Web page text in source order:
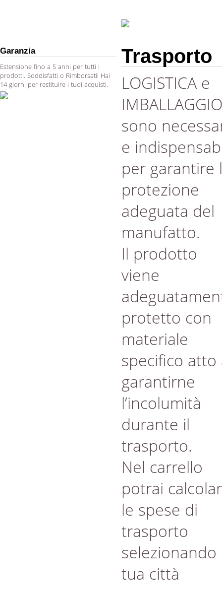
Garanzia
Estensione fino a 5 anni per tutti i
prodotti. Soddisfatti o Rimborsati! Hai
14 giorni per restituire i tuoi acquisti.
Trasporto
LOGISTICA e
IMBALLAGGIO
sono
e
per garantire
protezione
adeguata del
manufatto.
Il prodotto
viene
protetto con
materiale
specifico atto
garantirne
l’incolumità
durante il
trasporto.
Nel carrello
potrai
le spese di
trasporto
selezionando
tua città